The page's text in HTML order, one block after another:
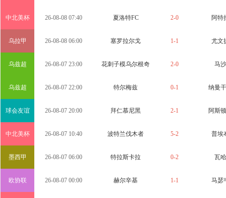
中北美杯 26-08-08 07:40 夏洛特FC 2-0 阿特
乌拉甲 26-08-08 06:00 塞罗拉尔戈 1-1 尤文
乌兹超 26-08-07 23:00 花刺子模乌尔根奇 2-0 马
乌兹超 26-08-07 22:00 特尔梅兹 0-1 纳曼
球会友谊 26-08-07 20:00 拜仁慕尼黑 2-1 阿斯
中北美杯 26-08-07 10:40 波特兰伐木者 5-2 普埃
墨西甲 26-08-07 06:00 特拉斯卡拉 0-2 瓦
欧协联 26-08-07 00:00 赫尔辛基 1-1 马瑟